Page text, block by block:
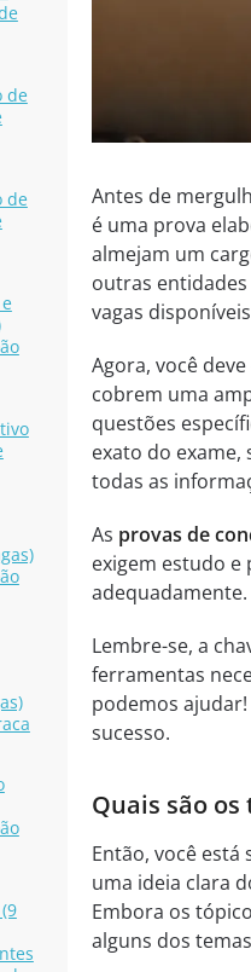
de
de
Antes de
é uma prova
almejam um
outras
vagas
Agora, você
cobrem uma
questões
exato do
todas as
As provas de
exigem estudo
Lembre-se, a
ferramentas
podemos
sucesso.
Quais são
Então, você está
uma ideia clara
Embora os
alguns dos